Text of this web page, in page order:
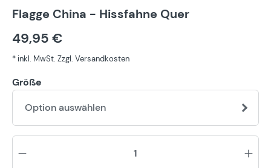
Flagge China - Hissfahne Quer
49,95 €
* inkl. MwSt. Zzgl. Versandkosten
Größe
Option auswählen